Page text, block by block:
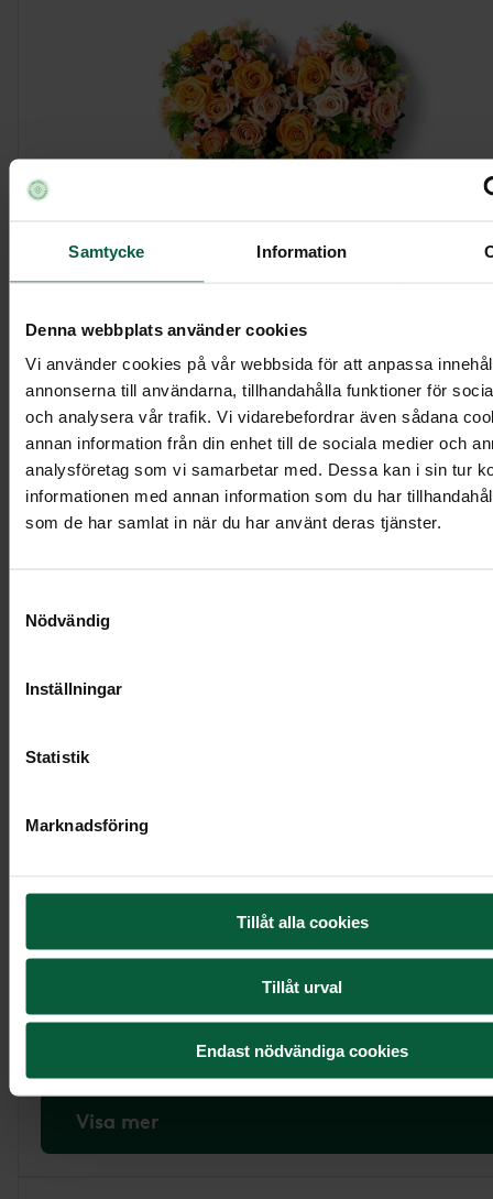
Samtycke Information
Denna webbplats använder cookies
Vi använder cookies på vår webbsida för att anpassa
annonserna till användarna, tillhandahålla funktioner för
och analysera vår trafik. Vi vidarebefordrar även sådana
annan information från din enhet till de sociala medier och
analysföretag som vi samarbetar med. Dessa kan i sin tur
informationen med annan information som du har
som de har samlat in när du har använt deras tjänster.
Nödvändig
Inställningar
Statistik
Marknadsföring
Tillåt alla cookies
Tillåt urval
Endast nödvändiga cookies
Hjärta - Gyllene rosor, större
3 695 kr
Visa mer
Bukett - Varm kvällshimmel
795 kr
Visa mer